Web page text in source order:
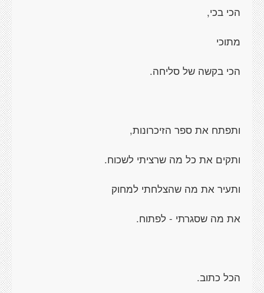
הכי בכי,
מתוכי
הכי בקשה של סליחה.
ותפתח את ספר הזיכרונות,
ותקים את כל מה שרציתי לשכוח.
ותעיר את מה שהצלחתי למחוק
את מה שסגרתי - לפתוח.
הכל כתוב.